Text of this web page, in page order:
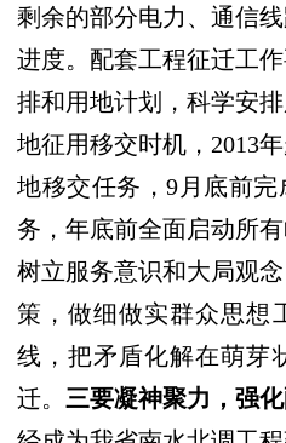
剩余的部分电力、通信
进度。配套工程征迁工
排和用地计划，科学安
地征用移交时机， 2013
地移交任务， 9 月底前
务，年底前全面启动所
树立服务意识和大局观
策，做细做实群众思想
线，把矛盾化解在萌芽
迁。 三要凝神聚力，强化